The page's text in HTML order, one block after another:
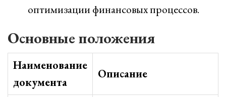
оптимизации финансовых процессов.
Основные положения
Наименование
документа
Описание